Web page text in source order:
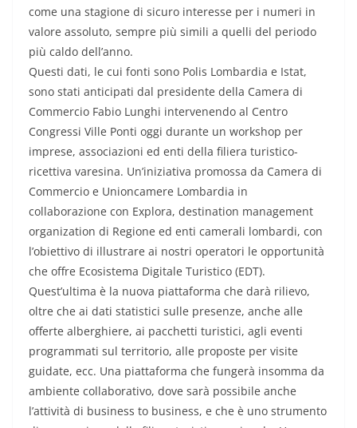
come una stagione di sicuro interesse per i numeri in
valore assoluto, sempre più simili a quelli del periodo
più caldo dell’anno.
Questi dati, le cui fonti sono Polis Lombardia e Istat,
sono stati anticipati dal presidente della Camera di
Commercio Fabio Lunghi intervenendo al Centro
Congressi Ville Ponti oggi durante un workshop per
imprese, associazioni ed enti della filiera turistico-
ricettiva varesina. Un’iniziativa promossa da Camera di
Commercio e Unioncamere Lombardia in
collaborazione con Explora, destination management
organization di Regione ed enti camerali lombardi, con
l’obiettivo di illustrare ai nostri operatori le opportunità
che offre Ecosistema Digitale Turistico (EDT).
Quest’ultima è la nuova piattaforma che darà rilievo,
oltre che ai dati statistici sulle presenze, anche alle
offerte alberghiere, ai pacchetti turistici, agli eventi
programmati sul territorio, alle proposte per visite
guidate, ecc. Una piattaforma che fungerà insomma da
ambiente collaborativo, dove sarà possibile anche
l’attività di business to business, e che è uno strumento